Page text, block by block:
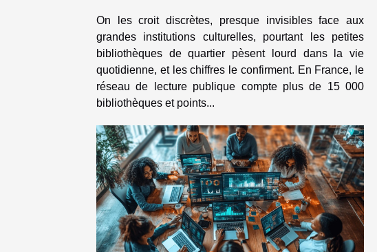
On les croit discrètes, presque invisibles face aux
grandes institutions culturelles, pourtant les petites
bibliothèques de quartier pèsent lourd dans la vie
quotidienne, et les chiffres le confirment. En France, le
réseau de lecture publique compte plus de 15 000
bibliothèques et points...